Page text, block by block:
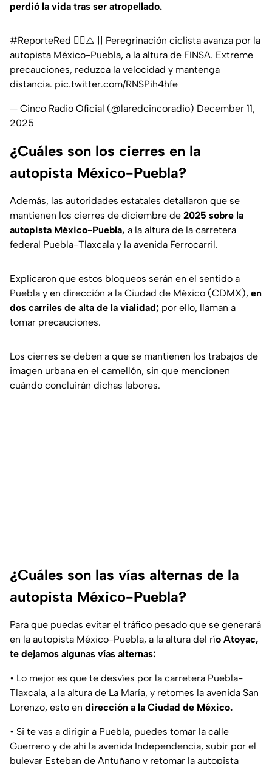
perdió la vida tras ser atropellado.
#ReporteRed 🚴‍♂️⚠️ || Peregrinación ciclista avanza por la
autopista México-Puebla, a la altura de FINSA. Extreme
precauciones, reduzca la velocidad y mantenga
distancia. pic.twitter.com/RNSPih4hfe
— Cinco Radio Oficial (@laredcincoradio) December 11,
2025
¿Cuáles son los cierres en la
autopista México-Puebla?
Además, las autoridades estatales detallaron que se
mantienen los cierres de diciembre de 2025 sobre la
autopista México-Puebla, a la altura de la carretera
federal Puebla-Tlaxcala y la avenida Ferrocarril.
Explicaron que estos bloqueos serán en el sentido a
Puebla y en dirección a la Ciudad de México (CDMX), en
dos carriles de alta de la vialidad; por ello, llaman a
tomar precauciones.
Los cierres se deben a que se mantienen los trabajos de
imagen urbana en el camellón, sin que mencionen
cuándo concluirán dichas labores.
¿Cuáles son las vías alternas de la
autopista México-Puebla?
Para que puedas evitar el tráfico pesado que se generará
en la autopista México-Puebla, a la altura del río Atoyac,
te dejamos algunas vías alternas:
• Lo mejor es que te desvíes por la carretera Puebla-
Tlaxcala, a la altura de La María, y retomes la avenida San
Lorenzo, esto en dirección a la Ciudad de México.
• Si te vas a dirigir a Puebla, puedes tomar la calle
Guerrero y de ahí la avenida Independencia, subir por el
bulevar Esteban de Antuñano y retomar la autopista